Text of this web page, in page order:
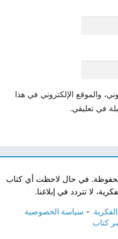
والموقع الإلكتروني في هذا
في تعليقي.
في حال لاحظت أي كتاب
لا تتردد في إبلاغنا.
سياسة الخصوصية
كتاب